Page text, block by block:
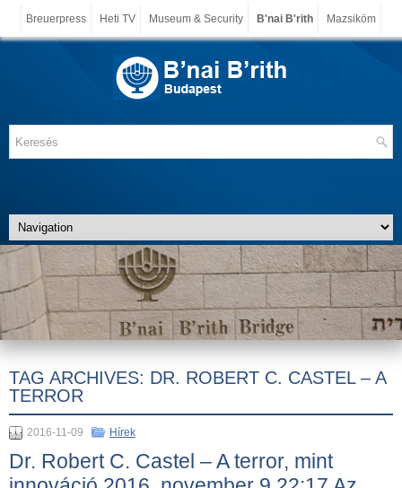
Breuerpress Heti TV Museum & Security B'nai B'rith Mazsiköm
TAG ARCHIVES: DR. ROBERT C. CASTEL – A
TERROR
2016-11-09 Hírek
Dr. Robert C. Castel – A terror, mint